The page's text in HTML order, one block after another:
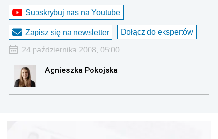
Subskrybuj nas na Youtube
Zapisz się na newsletter Dołącz do ekspertów
24 października 2008, 05:00
Agnieszka Pokojska